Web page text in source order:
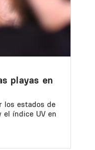
playas en
los estados de
el índice UV en